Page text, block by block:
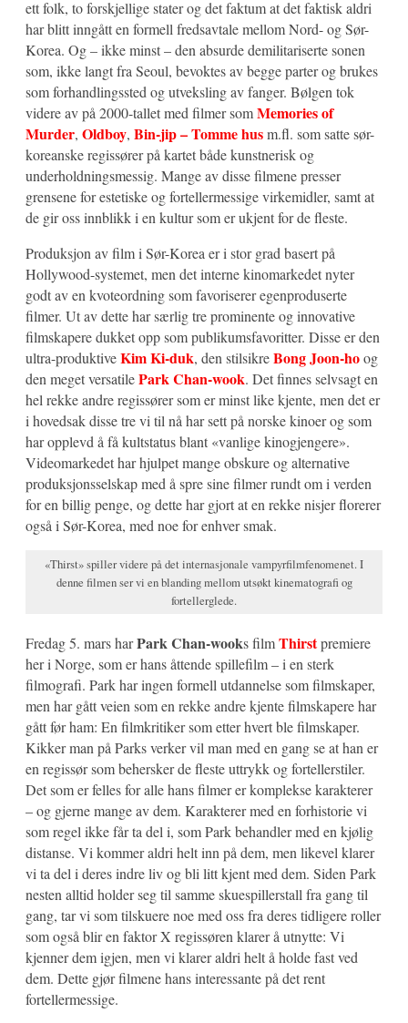
ett folk, to forskjellige stater og det faktum at det faktisk aldri
har blitt inngått en formell fredsavtale mellom Nord- og Sør-
Korea. Og – ikke minst – den absurde demilitariserte sonen
som, ikke langt fra Seoul, bevoktes av begge parter og brukes
som forhandlingssted og utveksling av fanger. Bølgen tok
videre av på 2000-tallet med filmer somMemories of
Murder, Oldboy, Bin-jip – Tomme husm.fl. som satte sør-
koreanske regissører på kartet både kunstnerisk og
underholdningsmessig. Mange av disse filmene presser
grensene for estetiske og fortellermessige virkemidler, samt at
de gir oss innblikk i en kultur som er ukjent for de fleste.
Produksjon av film i Sør-Korea er i stor grad basert på
Hollywood-systemet, men det interne kinomarkedet nyter
godt av en kvoteordning som favoriserer egenproduserte
filmer. Ut av dette har særlig tre prominente og innovative
filmskapere dukket opp som publikumsfavoritter. Disse er den
ultra-produktiveKim Ki-duk, den stilsikreBong Joon-hoog
den meget versatilePark Chan-wook. Det finnes selvsagt en
hel rekke andre regissører som er minst like kjente, men det er
i hovedsak disse tre vi til nå har sett på norske kinoer og som
har opplevd å få kultstatus blant «vanlige kinogjengere».
Videomarkedet har hjulpet mange obskure og alternative
produksjonsselskap med å spre sine filmer rundt om i verden
for en billig penge, og dette har gjort at en rekke nisjer florerer
også i Sør-Korea, med noe for enhver smak.
«Thirst» spiller videre på det internasjonale vampyrfilmfenomenet. I
denne filmen ser vi en blanding mellom utsøkt kinematografi og
fortellerglede.
Fredag 5. mars harPark Chan-wooks filmThirstpremiere
her i Norge, som er hans åttende spillefilm – i en sterk
filmografi. Park har ingen formell utdannelse som filmskaper,
men har gått veien som en rekke andre kjente filmskapere har
gått før ham: En filmkritiker som etter hvert ble filmskaper.
Kikker man på Parks verker vil man med en gang se at han er
en regissør som behersker de fleste uttrykk og fortellerstiler.
Det som er felles for alle hans filmer er komplekse karakterer
– og gjerne mange av dem. Karakterer med en forhistorie vi
som regel ikke får ta del i, som Park behandler med en kjølig
distanse. Vi kommer aldri helt inn på dem, men likevel klarer
vi ta del i deres indre liv og bli litt kjent med dem. Siden Park
nesten alltid holder seg til samme skuespillerstall fra gang til
gang, tar vi som tilskuere noe med oss fra deres tidligere roller
som også blir en faktor X regissøren klarer å utnytte: Vi
kjenner dem igjen, men vi klarer aldri helt å holde fast ved
dem. Dette gjør filmene hans interessante på det rent
fortellermessige.